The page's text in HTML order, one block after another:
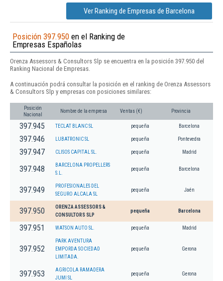
Ver Ranking de Empresas de Barcelona
Posición 397.950 en el Ranking de
Empresas Españolas
Orenza Assessors & Consultors Slp se encuentra en la posición 397.950 del
Ranking Nacional de Empresas.
A continuación podrá consultar la posición en el ranking de Orenza Assessors
& Consultors Slp y empresas con posiciones similares:
Posición
Nacional
Nombre de la empresa Ventas (€) Provincia
397.945 TECLAT BLANC SL pequeña Barcelona
397.946 LUBATRONIC SL pequeña Pontevedra
397.947 CLISOS CAPITAL SL. pequeña Madrid
397.948
BARCELONA PROPELLERS
S.L.
pequeña Barcelona
397.949
PROFESIONALES DEL
SEGURO ALCALA SL
pequeña Jaén
397.950
ORENZA ASSESSORS &
CONSULTORS SLP
pequeña Barcelona
397.951 WATSON AUTO SL. pequeña Madrid
397.952
PARK AVENTURA
EMPORDA SOCIEDAD
LIMITADA.
pequeña Gerona
397.953
AGRICOLA RAMADERA
JUMI SL
pequeña Gerona